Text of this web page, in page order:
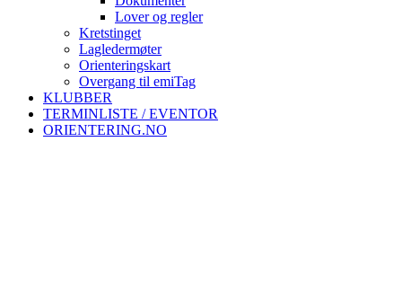
Lover og regler
Kretstinget
Lagledermøter
Orienteringskart
Overgang til emiTag
KLUBBER
TERMINLISTE / EVENTOR
ORIENTERING.NO